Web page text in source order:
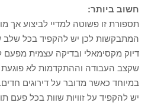
חשוב ביותר:
תספורת זו פשוטה למדיי לביצוע אך
המתבקשות לכן יש להקפיד בכל שלב
דיוק מקסימאלי ובדיקה עצמית מפעם
שקצב העבודה וההתקדמות לא
במיוחד כאשר מדובר על דירוגים
יש להקפיד על זוויות שוות בכל פעם